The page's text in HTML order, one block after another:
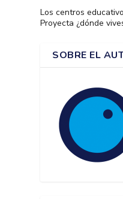
Los centros
Proyecta ¿dónde
SOBRE EL